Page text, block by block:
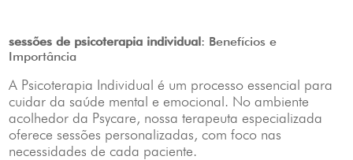
sessões de psicoterapia individual: Benefícios e
Importância
A Psicoterapia Individual é um processo essencial para
cuidar da saúde mental e emocional. No ambiente
acolhedor da Psycare, nossa terapeuta especializada
oferece sessões personalizadas, com foco nas
necessidades de cada paciente.